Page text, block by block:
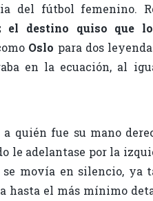
del fútbol femenino.
el destino quiso que
Oslo para dos
en la ecuación, al
quién fue su mano
le adelantase por la
movía en silencio, ya
hasta el más mínimo